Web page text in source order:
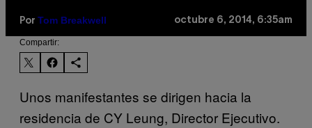
Por Tom Breakwell octubre 6, 2014, 6:35am
Compartir:
Unos manifestantes se dirigen hacia la
residencia de CY Leung, Director Ejecutivo.